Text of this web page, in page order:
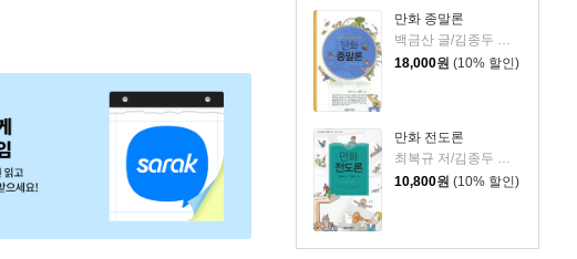
만화 종말론
18,000원 (10% 할인)
만화 전도론
최복규 저/김종두 그림
10,800원 (10% 할인)